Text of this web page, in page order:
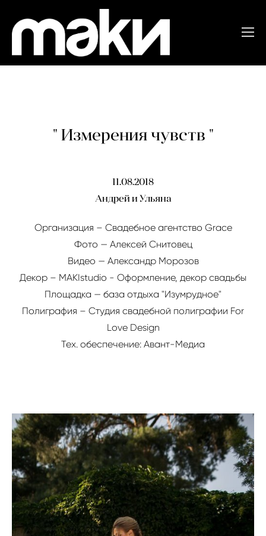
" Измерения чувств "
11.08.2018
Андрей и Ульяна
Организация – Свадебное агентство Grace
Фото — Алексей Снитовец
Видео — Александр Морозов
Декор – MAKIstudio - Оформление, декор свадьбы
Площадка — база отдыха "Изумрудное"
Полиграфия – Студия свадебной полиграфии For
Love Design
Тех. обеспечение: Авант-Медиа